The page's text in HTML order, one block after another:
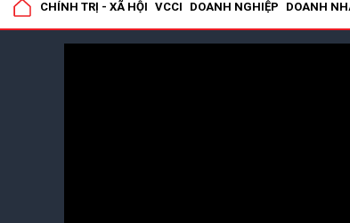
CHÍNH TRỊ - XÃ HỘI VCCI DOANH NGHIỆP DOANH